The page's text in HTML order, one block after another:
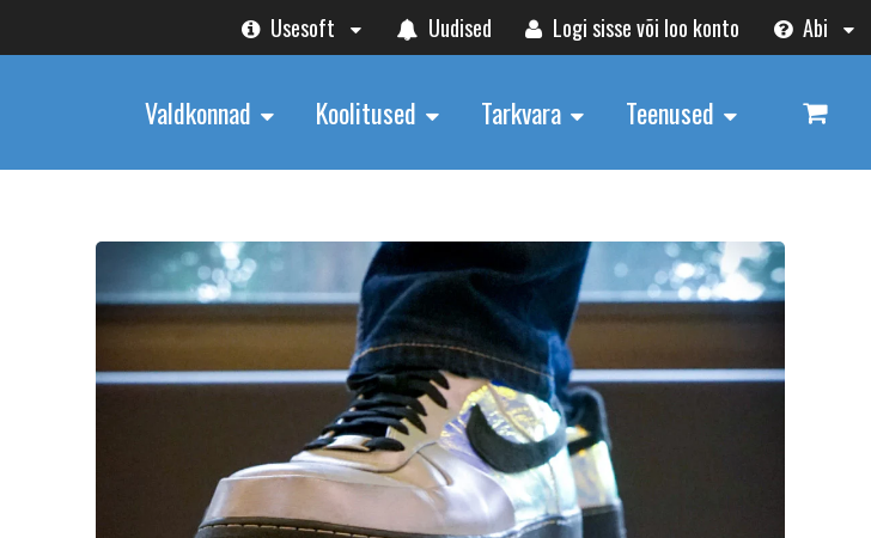
Usesoft Uudised Logi sisse või loo konto Abi
Valdkonnad Koolitused Tarkvara Teenused